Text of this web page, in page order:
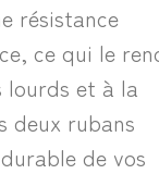
résistance
ce qui le
lourds et à la
deux rubans
de vos